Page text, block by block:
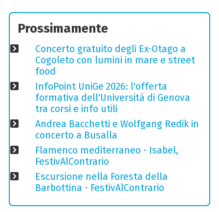
Prossimamente
Concerto gratuito degli Ex-Otago a
Cogoleto con lumini in mare e street
food
InfoPoint UniGe 2026: l'offerta
formativa dell'Università di Genova
tra corsi e info utili
Andrea Bacchetti e Wolfgang Redik in
concerto a Busalla
Flamenco mediterraneo - Isabel,
FestivAlContrario
Escursione nella Foresta della
Barbottina - FestivAlContrario